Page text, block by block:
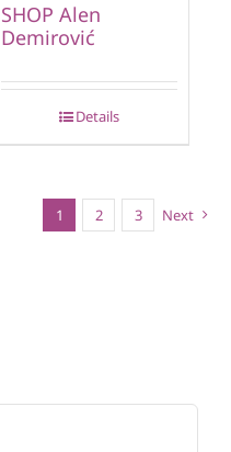
SHOP Alen
Demirović
Details
1 2 3 Next